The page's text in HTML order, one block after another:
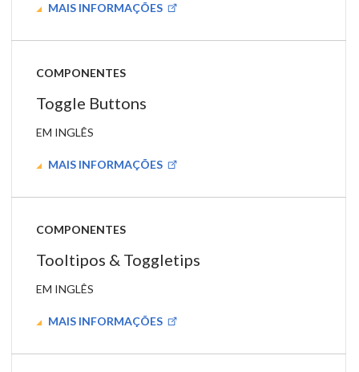
MAIS INFORMAÇÕES
COMPONENTES
Toggle Buttons
EM INGLÊS
MAIS INFORMAÇÕES
COMPONENTES
Tooltipos & Toggletips
EM INGLÊS
MAIS INFORMAÇÕES